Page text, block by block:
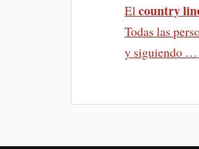
Elcountry
Todas las
y siguiendo